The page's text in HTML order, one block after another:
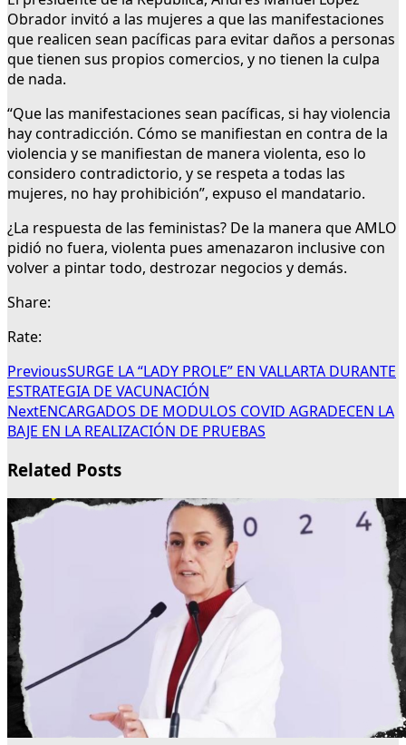
Obrador invitó a las mujeres a que las manifestaciones
que realicen sean pacíficas para evitar daños a personas
que tienen sus propios comercios, y no tienen la culpa
de nada.
“Que las manifestaciones sean pacíficas, si hay violencia
hay contradicción. Cómo se manifiestan en contra de la
violencia y se manifiestan de manera violenta, eso lo
considero contradictorio, y se respeta a todas las
mujeres, no hay prohibición”, expuso el mandatario.
¿La respuesta de las feministas? De la manera que AMLO
pidió no fuera, violenta pues amenazaron inclusive con
volver a pintar todo, destrozar negocios y demás.
Share:
Rate:
PreviousSURGE LA “LADY PROLE” EN VALLARTA DURANTE
ESTRATEGIA DE VACUNACIÓN
NextENCARGADOS DE MODULOS COVID AGRADECEN LA
BAJE EN LA REALIZACIÓN DE PRUEBAS
Related Posts